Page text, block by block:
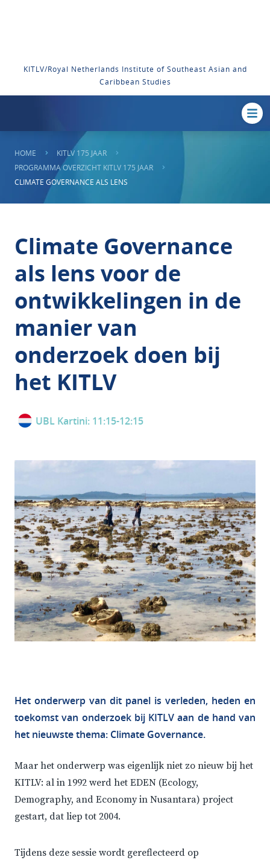
KITLV/Royal Netherlands Institute of Southeast Asian and
Caribbean Studies
HOME
KITLV 175 JAAR
PROGRAMMA OVERZICHT KITLV 175 JAAR
CLIMATE GOVERNANCE ALS LENS
Climate Governance
als lens voor de
ontwikkelingen in de
manier van
onderzoek doen bij
het KITLV
UBL Kartini: 11:15-12:15
Het onderwerp van dit panel is verleden, heden en
toekomst van onderzoek bij KITLV aan de hand van
het nieuwste thema: Climate Governance.
Maar het onderwerp was eigenlijk niet zo nieuw bij het
KITLV: al in 1992 werd het EDEN (Ecology,
Demography, and Economy in Nusantara) project
gestart, dat liep tot 2004.
Tijdens deze sessie wordt gereflecteerd op